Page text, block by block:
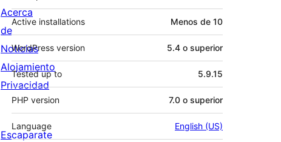
Active installations Menos de 10
WordPress version 5.4 o superior
Tested up to 5.9.15
PHP version 7.0 o superior
Language English (US)
Acerca
de
Noticias
Alojamiento
Privacidad
Escaparate